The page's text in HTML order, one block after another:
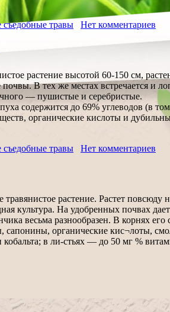
травы Нет комментариев
растение высотой 60-150 см,
В тех же местах встречается и
— пушистые и серебристые.
содержится до 69% углеводов (в
органические кислоты и
съедобные травы Нет комментариев
растение. Растет
культура. На удобренных почвах
весьма разнообразен. В корнях
сапонины, органические кис¬лоты,
в ли-стьях — до 50 мг %